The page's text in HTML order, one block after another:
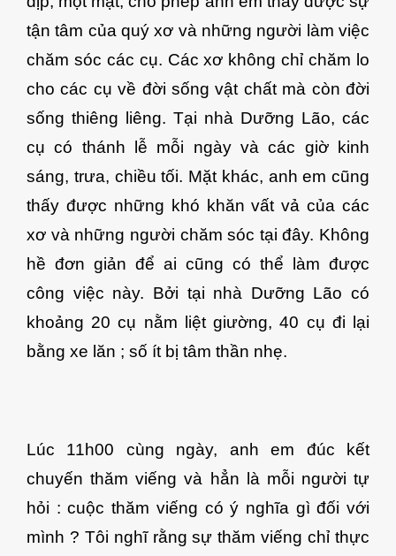
tận tâm của quý xơ và những người làm việc
chăm sóc các cụ. Các xơ không chỉ chăm lo
cho các cụ về đời sống vật chất mà còn đời
sống thiêng liêng. Tại nhà Dưỡng Lão, các
cụ có thánh lễ mỗi ngày và các giờ kinh
sáng, trưa, chiều tối. Mặt khác, anh em cũng
thấy được những khó khăn vất vả của các
xơ và những người chăm sóc tại đây. Không
hề đơn giản để ai cũng có thể làm được
công việc này. Bởi tại nhà Dưỡng Lão có
khoảng 20 cụ nằm liệt giường, 40 cụ đi lại
bằng xe lăn ; số ít bị tâm thần nhẹ.
Lúc 11h00 cùng ngày, anh em đúc kết
chuyến thăm viếng và hẳn là mỗi người tự
hỏi : cuộc thăm viếng có ý nghĩa gì đối với
mình ? Tôi nghĩ rằng sự thăm viếng chỉ thực